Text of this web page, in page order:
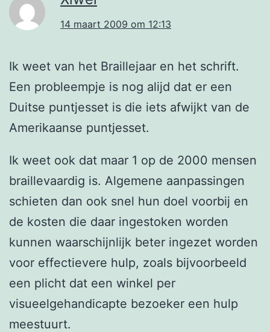
14 maart 2009 om 12:13
Ik weet van het Braillejaar en het schrift.
Een probleempje is nog alijd dat er een
Duitse puntjesset is die iets afwijkt van de
Amerikaanse puntjesset.
Ik weet ook dat maar 1 op de 2000 mensen
braillevaardig is. Algemene aanpassingen
schieten dan ook snel hun doel voorbij en
de kosten die daar ingestoken worden
kunnen waarschijnlijk beter ingezet worden
voor effectievere hulp, zoals bijvoorbeeld
een plicht dat een winkel per
visueelgehandicapte bezoeker een hulp
meestuurt.